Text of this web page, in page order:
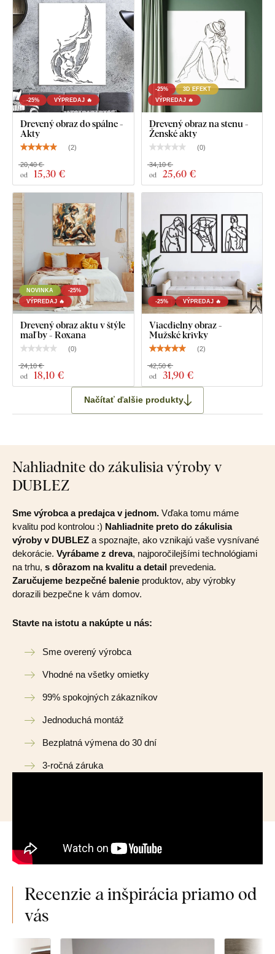
-25% VÝPREDAJ 🔥
Drevený obraz do spálne -
Akty
(2)
od 15,30 €
20,40 €
-25%
3D EFEKT
VÝPREDAJ 🔥
Drevený obraz na stenu -
Ženské akty
(0)
od 25,60 €
34,10 €
NOVINKA
-25%
VÝPREDAJ 🔥
Drevený obraz aktu v štýle
maľby - Roxana
(0)
od 18,10 €
24,10 €
-25% VÝPREDAJ 🔥
Viacdielny obraz -
Mužské krivky
(2)
od 31,90 €
42,50 €
Načítať ďalšie produkty
Nahliadnite do zákulisia výroby v
DUBLEZ
Sme výrobca a predajca v jednom. Vďaka tomu máme
kvalitu pod kontrolou :) Nahliadnite preto do zákulisia
výroby v DUBLEZ a spoznajte, ako vznikajú vaše vysnívané
dekorácie. Vyrábame z dreva, najporočilejšími technológiami
na trhu, s dôrazom na kvalitu a detail prevedenia.
Zaručujeme bezpečné balenie produktov, aby výrobky
dorazili bezpečne k vám domov.
Stavte na istotu a nakúpte u nás:
Sme overený výrobca
Vhodné na všetky omietky
99% spokojných zákazníkov
Jednoduchá montáž
Bezplatná výmena do 30 dní
3-ročná záruka
Recenzie a inšpirácia priamo od
vás